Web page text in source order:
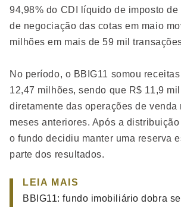
94,98% do CDI líquido de imposto de
de negociação das cotas em maio
milhões em mais de 59 mil
No período, o BBIG11 somou
12,47 milhões, sendo que R$ 11,9
diretamente das operações de venda
meses anteriores. Após a
o fundo decidiu manter uma reserva
parte dos resultados.
LEIA MAIS
BBIG11: fundo imobiliário dobra